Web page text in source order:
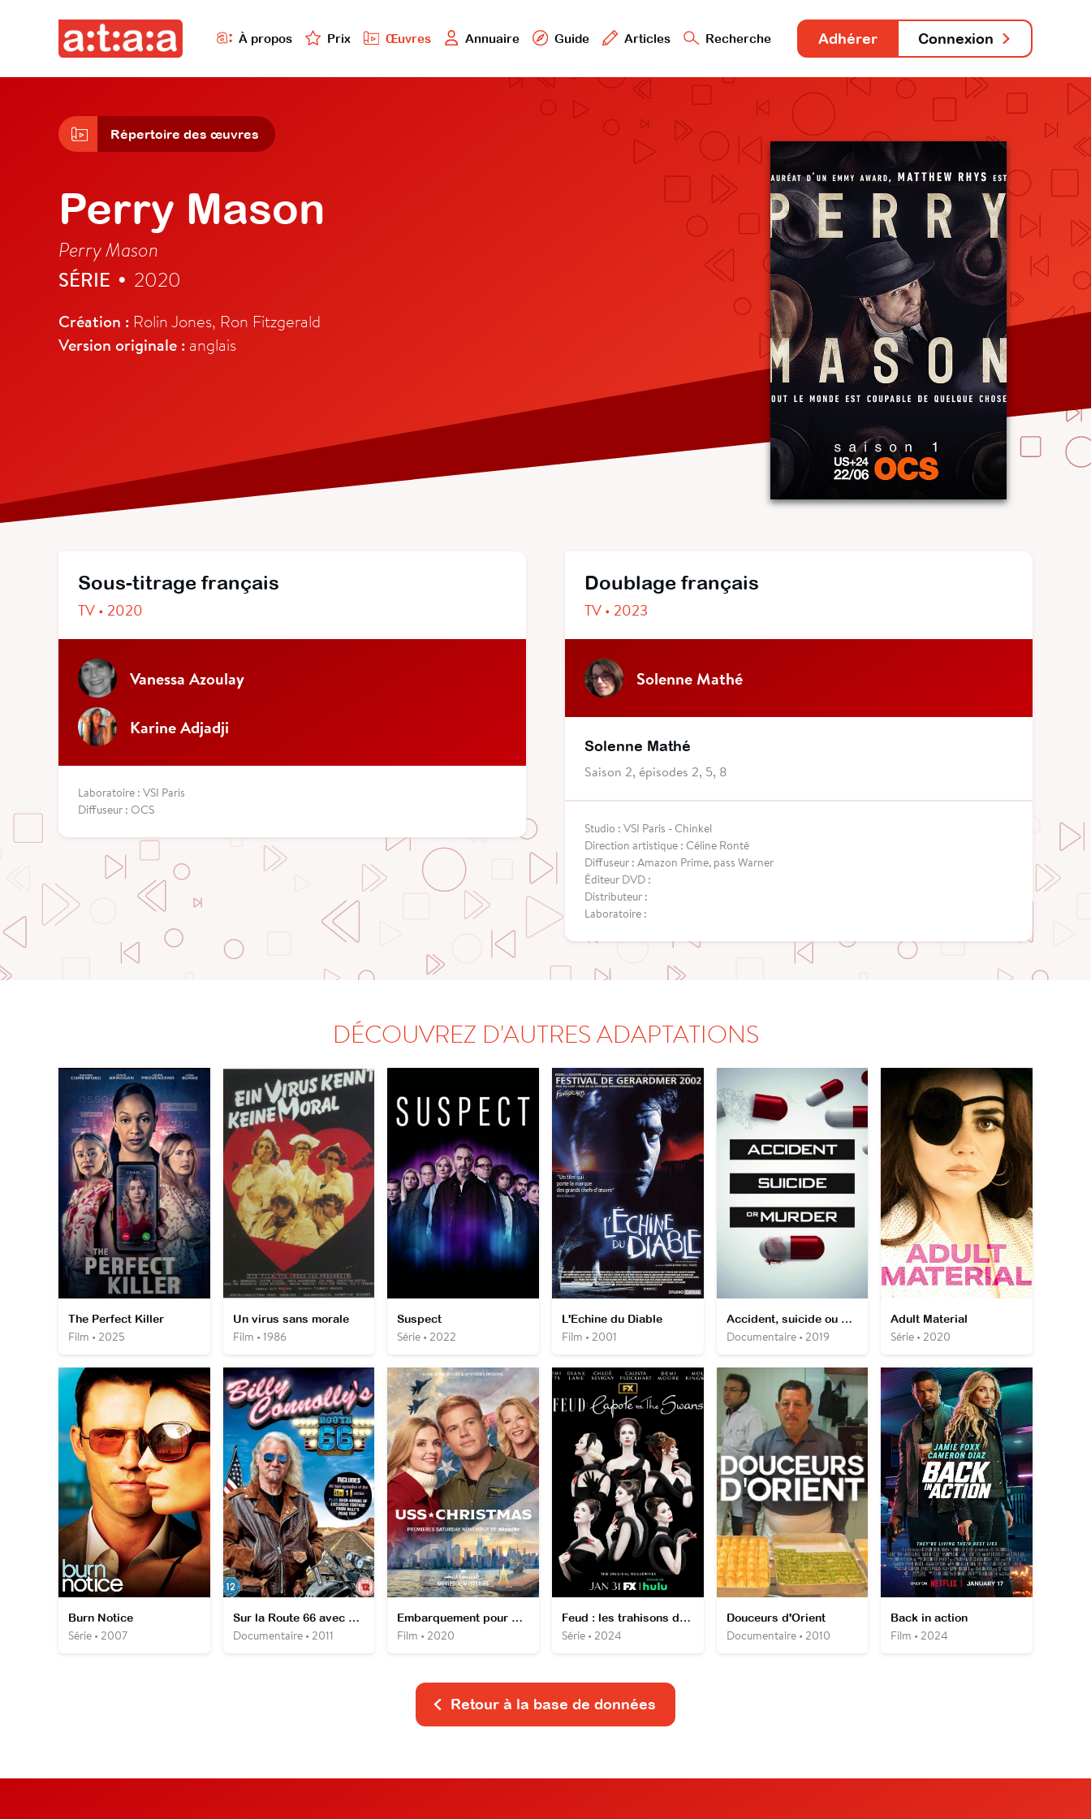
À propos Prix Œuvres Annuaire Guide Articles Recherche Adhérer Connexion
Répertoire des œuvres
Perry Mason
Perry Mason
SÉRIE • 2020
Création : Rolin Jones, Ron Fitzgerald
Version originale : anglais
Sous-titrage français
TV • 2020
Vanessa Azoulay
Karine Adjadji
Laboratoire : VSI Paris
Diffuseur : OCS
Doublage français
TV • 2023
Solenne Mathé
Solenne Mathé
Saison 2, épisodes 2, 5, 8
Studio : VSI Paris - Chinkel
Direction artistique : Céline Ronté
Diffuseur : Amazon Prime, pass Warner
Éditeur DVD :
Distributeur :
Laboratoire :
DÉCOUVREZ D'AUTRES ADAPTATIONS
The Perfect Killer
Film • 2025
Un virus sans morale
Film • 1986
Suspect
Série • 2022
L'Echine du Diable
Film • 2001
Accident, suicide ou meurtre
Documentaire • 2019
Adult Material
Série • 2020
Burn Notice
Série • 2007
Sur la Route 66 avec Billy Connolly
Documentaire • 2011
Embarquement pour Noël
Film • 2020
Feud : les trahisons de Truman Capote
Série • 2024
Douceurs d'Orient
Documentaire • 2010
Back in action
Film • 2024
Retour à la base de données